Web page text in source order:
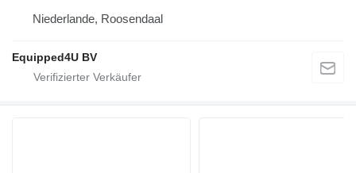
Niederlande, Roosendaal
Equipped4U BV